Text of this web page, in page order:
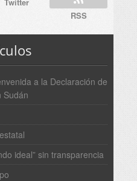
RSS
a la Declaración de
Sudán
ideal” sin transparencia